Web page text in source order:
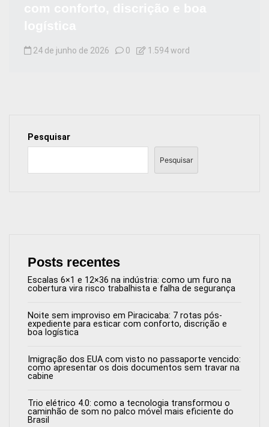
24 de junho de 2026 0 1.594 word
Pesquisar
Pesquisar
Posts recentes
Escalas 6×1 e 12×36 na indústria: como um furo na
cobertura vira risco trabalhista e falha de segurança
Noite sem improviso em Piracicaba: 7 rotas pós-
expediente para esticar com conforto, discrição e
boa logística
Imigração dos EUA com visto no passaporte vencido:
como apresentar os dois documentos sem travar na
cabine
Trio elétrico 4.0: como a tecnologia transformou o
caminhão de som no palco móvel mais eficiente do
Brasil